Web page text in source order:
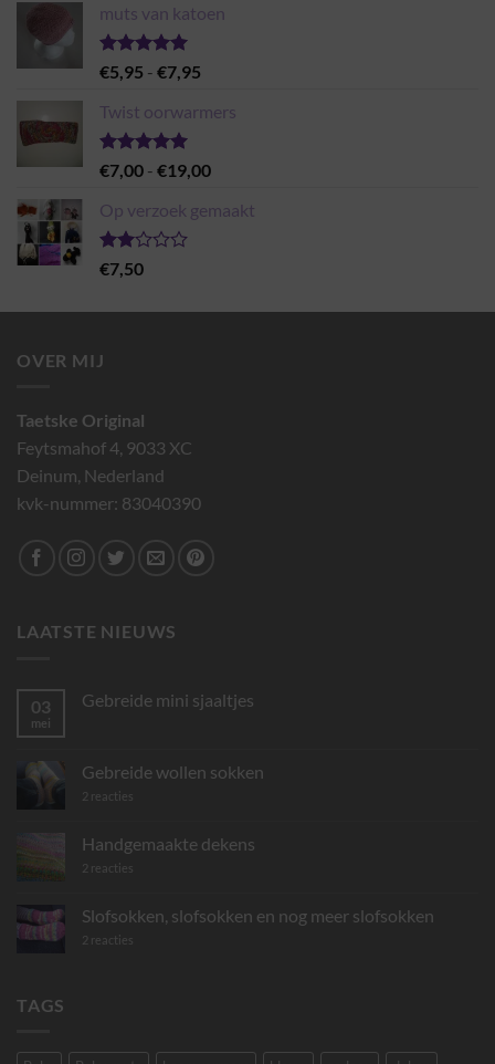
muts van katoen
Gewaardeerd
5.00
€5,95 - €7,95
tot
Twist oorwarmers
Gewaardeerd
5.00
€7,00 - €19,00Prijsklasse:
tot
Op verzoek gemaakt
Gewaardeerd
2.00
€7,50
OVER MIJ
Taetske Original
Feytsmahof 4, 9033 XC
Deinum, Nederland
kvk-nummer: 83040390
LAATSTE NIEUWS
03
mei
Gebreide mini sjaaltjes
Gebreide
mini
sjaaltjes
Gebreide wollen sokken
2 reacties
Handgemaakte dekens
2 reacties
Slofsokken, slofsokken en nog meer slofsokken
2 reacties
TAGS